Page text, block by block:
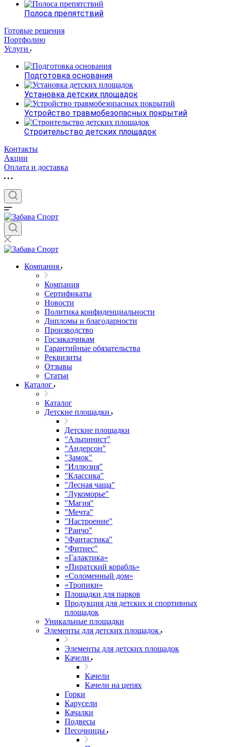
Полоса препятствий
Готовые решения
Портфолию
Услуги
Подготовка основания
Установка детских площадок
Устройство травмобезопасных покрытий
Строительство детских площадок
Контакты
Акции
Оплата и доставка
Компания
Компания
Сертификаты
Новости
Политика конфиденциальности
Дипломы и благодарности
Производство
Госзаказчикам
Гарантийные обязательства
Реквизиты
Отзывы
Статьи
Каталог
Каталог
Детские площадки
Детские площадки
"Альпинист"
"Андерсон"
"Замок"
"Иллюзия"
"Классика"
"Лесная чаща"
"Лукоморье"
"Магия"
"Мечта"
"Настроение"
"Ранчо"
"Фантастика"
"Фитнес"
«Галактика»
«Пиратский корабль»
«Соломенный дом»
«Тропики»
Площадки для парков
Продукция для детских и спортивных
площадок
Уникальные площадки
Элементы для детских площадок
Элементы для детских площадок
Качели
Качели
Качели на цепях
Горки
Карусели
Качалки
Подвесы
Песочницы